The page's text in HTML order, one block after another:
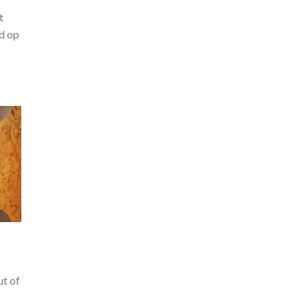
op
of